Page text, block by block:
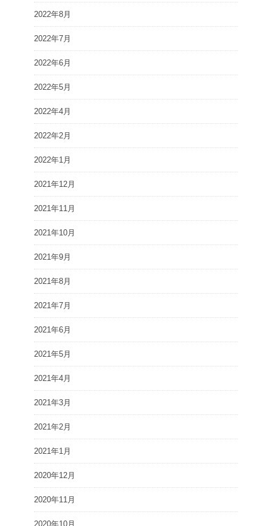
2022年8月
2022年7月
2022年6月
2022年5月
2022年4月
2022年2月
2022年1月
2021年12月
2021年11月
2021年10月
2021年9月
2021年8月
2021年7月
2021年6月
2021年5月
2021年4月
2021年3月
2021年2月
2021年1月
2020年12月
2020年11月
2020年10月